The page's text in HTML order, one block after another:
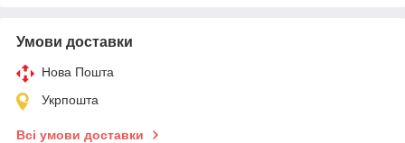
Умови доставки
Нова Пошта
Укрпошта
Всі умови доставки